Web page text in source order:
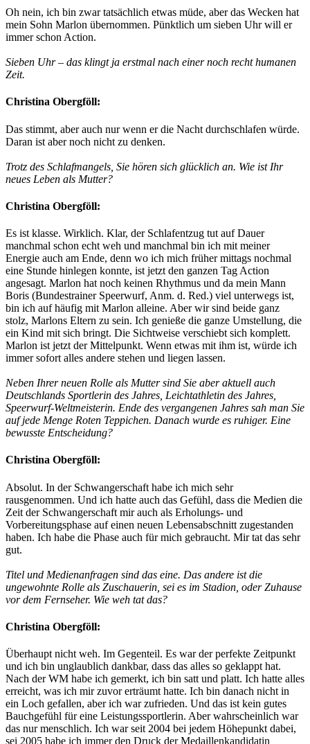
Oh nein, ich bin zwar tatsächlich etwas müde, aber das Wecken hat
mein Sohn Marlon übernommen. Pünktlich um sieben Uhr will er
immer schon Action.
Sieben Uhr – das klingt ja erstmal nach einer noch recht humanen
Zeit.
Christina Obergföll:
Das stimmt, aber auch nur wenn er die Nacht durchschlafen würde.
Daran ist aber noch nicht zu denken.
Trotz des Schlafmangels, Sie hören sich glücklich an. Wie ist Ihr
neues Leben als Mutter?
Christina Obergföll:
Es ist klasse. Wirklich. Klar, der Schlafentzug tut auf Dauer
manchmal schon echt weh und manchmal bin ich mit meiner
Energie auch am Ende, denn wo ich mich früher mittags nochmal
eine Stunde hinlegen konnte, ist jetzt den ganzen Tag Action
angesagt. Marlon hat noch keinen Rhythmus und da mein Mann
Boris (Bundestrainer Speerwurf, Anm. d. Red.) viel unterwegs ist,
bin ich auf häufig mit Marlon alleine. Aber wir sind beide ganz
stolz, Marlons Eltern zu sein. Ich genieße die ganze Umstellung, die
ein Kind mit sich bringt. Die Sichtweise verschiebt sich komplett.
Marlon ist jetzt der Mittelpunkt. Wenn etwas mit ihm ist, würde ich
immer sofort alles andere stehen und liegen lassen.
Neben Ihrer neuen Rolle als Mutter sind Sie aber aktuell auch
Deutschlands Sportlerin des Jahres, Leichtathletin des Jahres,
Speerwurf-Weltmeisterin. Ende des vergangenen Jahres sah man Sie
auf jede Menge Roten Teppichen. Danach wurde es ruhiger. Eine
bewusste Entscheidung?
Christina Obergföll:
Absolut. In der Schwangerschaft habe ich mich sehr
rausgenommen. Und ich hatte auch das Gefühl, dass die Medien die
Zeit der Schwangerschaft mir auch als Erholungs- und
Vorbereitungsphase auf einen neuen Lebensabschnitt zugestanden
haben. Ich habe die Phase auch für mich gebraucht. Mir tat das sehr
gut.
Titel und Medienanfragen sind das eine. Das andere ist die
ungewohnte Rolle als Zuschauerin, sei es im Stadion, oder Zuhause
vor dem Fernseher. Wie weh tat das?
Christina Obergföll:
Überhaupt nicht weh. Im Gegenteil. Es war der perfekte Zeitpunkt
und ich bin unglaublich dankbar, dass das alles so geklappt hat.
Nach der WM habe ich gemerkt, ich bin satt und platt. Ich hatte alles
erreicht, was ich mir zuvor erträumt hatte. Ich bin danach nicht in
ein Loch gefallen, aber ich war zufrieden. Und das ist kein gutes
Bauchgefühl für eine Leistungssportlerin. Aber wahrscheinlich war
das nur menschlich. Ich war seit 2004 bei jedem Höhepunkt dabei,
sei 2005 habe ich immer den Druck der Medaillenkandidatin